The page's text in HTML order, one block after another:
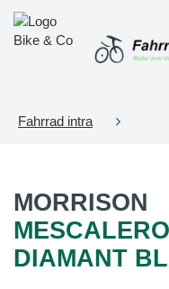
Fahrrad intra
MORRISON
DIAMANT